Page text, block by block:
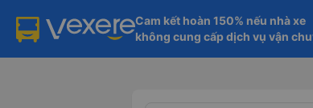
Cam kết hoàn 150% nếu nhà xe
không cung cấp dịch vụ vận